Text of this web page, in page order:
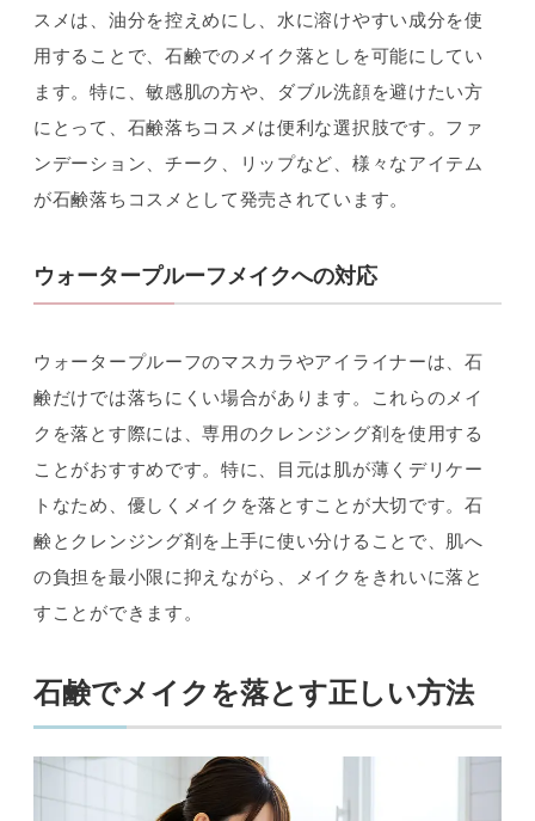
スメは、油分を控えめにし、水に溶けやすい成分を使
用することで、石鹸でのメイク落としを可能にしてい
ます。特に、敏感肌の方や、ダブル洗顔を避けたい方
にとって、石鹸落ちコスメは便利な選択肢です。ファ
ンデーション、チーク、リップなど、様々なアイテム
が石鹸落ちコスメとして発売されています。
ウォータープルーフメイクへの対応
ウォータープルーフのマスカラやアイライナーは、石
鹸だけでは落ちにくい場合があります。これらのメイ
クを落とす際には、専用のクレンジング剤を使用する
ことがおすすめです。特に、目元は肌が薄くデリケー
トなため、優しくメイクを落とすことが大切です。石
鹸とクレンジング剤を上手に使い分けることで、肌へ
の負担を最小限に抑えながら、メイクをきれいに落と
すことができます。
石鹸でメイクを落とす正しい方法